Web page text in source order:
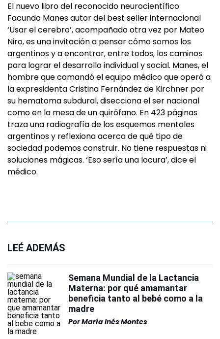
El nuevo libro del reconocido neurocientífico
Facundo Manes autor del best seller internacional
‘Usar el cerebro’, acompañado otra vez por Mateo
Niro, es una invitación a pensar cómo somos los
argentinos y a encontrar, entre todos, los caminos
para lograr el desarrollo individual y social. Manes, el
hombre que comandó el equipo médico que operó a
la expresidenta Cristina Fernández de Kirchner por
su hematoma subdural, disecciona el ser nacional
como en la mesa de un quirófano. En 423 páginas
traza una radiografía de los esquemas mentales
argentinos y reflexiona acerca de qué tipo de
sociedad podemos construir. No tiene respuestas ni
soluciones mágicas. ‘Eso sería una locura’, dice el
médico.
LEÉ ADEMÁS
Semana Mundial de la Lactancia
Materna: por qué amamantar
beneficia tanto al bebé como a la
madre
PorMaría Inés Montes